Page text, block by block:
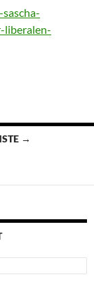
liberalen-
→